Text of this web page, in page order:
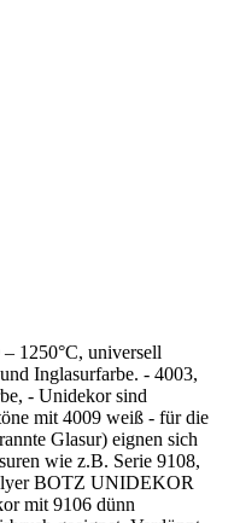
1250°C, universell
Inglasurfarbe. - 4003,
- Unidekor sind
mit 4009 weiß - für die
Glasur) eignen sich
wie z.B. Serie 9108,
BOTZ UNIDEKOR
mit 9106 dünn